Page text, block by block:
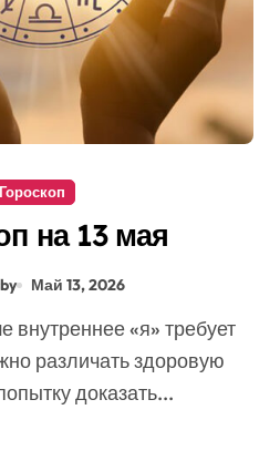
Гороскоп
на 13 мая
Май 13, 2026
различать здоровую
доказать...